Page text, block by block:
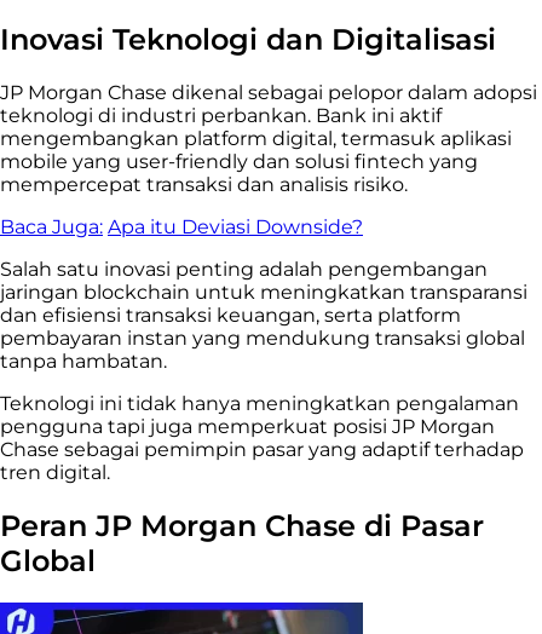
Inovasi Teknologi dan Digitalisasi
JP Morgan Chase dikenal sebagai pelopor dalam adopsi
teknologi di industri perbankan. Bank ini aktif
mengembangkan platform digital, termasuk aplikasi
mobile yang user-friendly dan solusi fintech yang
mempercepat transaksi dan analisis risiko.
Baca Juga: Apa itu Deviasi Downside?
Salah satu inovasi penting adalah pengembangan
jaringan blockchain untuk meningkatkan transparansi
dan efisiensi transaksi keuangan, serta platform
pembayaran instan yang mendukung transaksi global
tanpa hambatan.
Teknologi ini tidak hanya meningkatkan pengalaman
pengguna tapi juga memperkuat posisi JP Morgan
Chase sebagai pemimpin pasar yang adaptif terhadap
tren digital.
Peran JP Morgan Chase di Pasar
Global